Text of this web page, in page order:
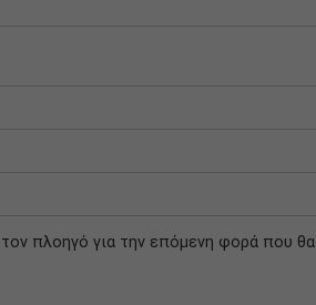
πλοηγό για την επόμενη φορά που θα